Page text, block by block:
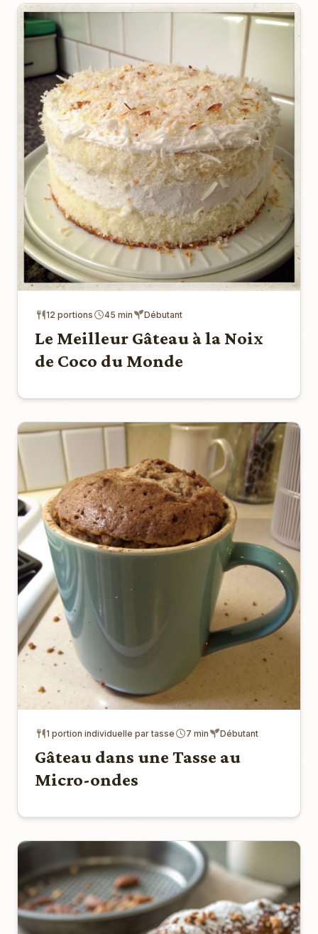
12 portions 45 min Débutant
Le Meilleur Gâteau à la Noix
de Coco du Monde
1 portion individuelle par tasse 7 min Débutant
Gâteau dans une Tasse au
Micro-ondes